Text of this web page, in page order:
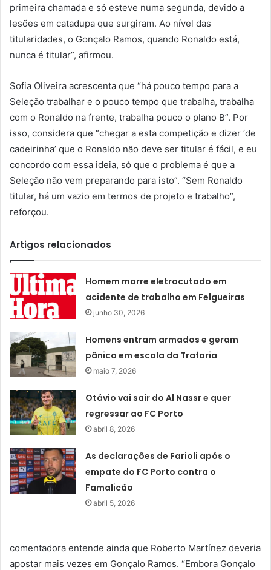
primeira chamada e só esteve numa segunda, devido a
lesões em catadupa que surgiram. Ao nível das
titularidades, o Gonçalo Ramos, quando Ronaldo está,
nunca é titular”, afirmou.
Sofia Oliveira acrescenta que “há pouco tempo para a
Seleção trabalhar e o pouco tempo que trabalha, trabalha
com o Ronaldo na frente, trabalha pouco o plano B”. Por
isso, considera que “chegar a esta competição e dizer ‘de
cadeirinha’ que o Ronaldo não deve ser titular é fácil, e eu
concordo com essa ideia, só que o problema é que a
Seleção não vem preparando para isto”. “Sem Ronaldo
titular, há um vazio em termos de projeto e trabalho”,
reforçou.
Artigos relacionados
Homem morre eletrocutado em
acidente de trabalho em Felgueiras
junho 30, 2026
Homens entram armados e geram
pânico em escola da Trafaria
maio 7, 2026
Otávio vai sair do Al Nassr e quer
regressar ao FC Porto
abril 8, 2026
As declarações de Farioli após o
empate do FC Porto contra o
Famalicão
abril 5, 2026
comentadora entende ainda que Roberto Martínez deveria
apostar mais vezes em Gonçalo Ramos. “Embora Gonçalo